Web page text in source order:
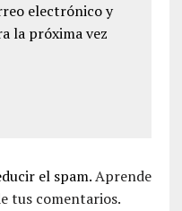
electrónico y
la próxima vez
el spam.Aprende
tus comentarios.